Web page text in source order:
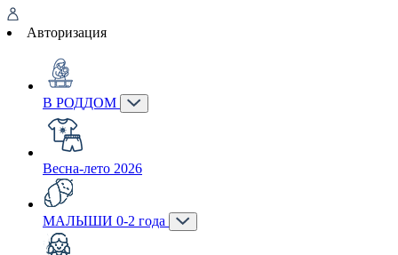
Авторизация
В РОДДОМ
Весна-лето 2026
МАЛЫШИ 0-2 года